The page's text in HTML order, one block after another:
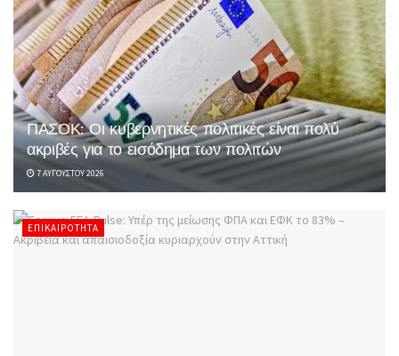
ΠΑΣΟΚ: Οι κυβερνητικές πολιτικές είναι πολύ
ακριβές για το εισόδημα των πολιτών
7 ΑΥΓΟΎΣΤΟΥ 2026
ΕΠΙΚΑΙΡΌΤΗΤΑ